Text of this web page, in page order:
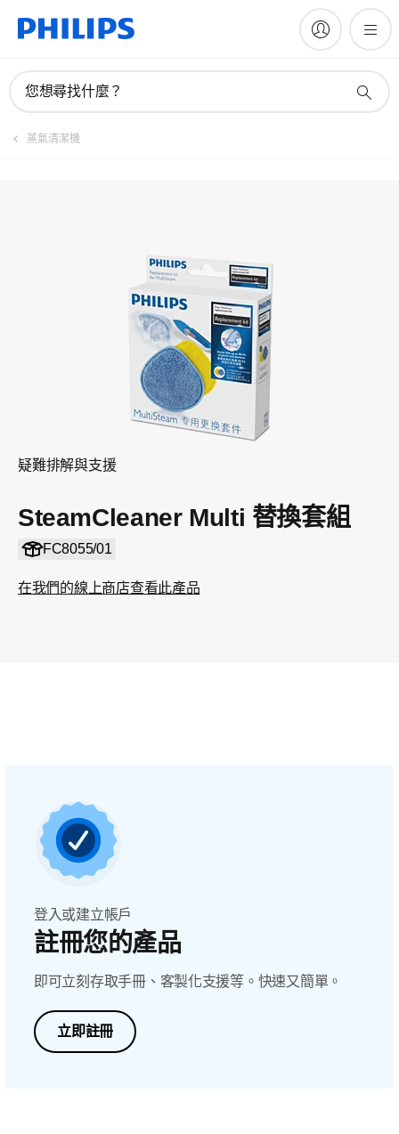
您想尋找什麼？
蒸氣清潔機
疑難排解與支援
SteamCleaner Multi 替換套組
FC8055/01
在我們的線上商店查看此產品
註冊產品
登入或建立帳戶
註冊您的產品
即可立刻存取手冊、客製化支援等。快速又簡單。
立即註冊